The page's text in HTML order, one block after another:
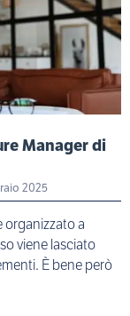
Manager di
2025
organizzato a
viene lasciato
È bene però